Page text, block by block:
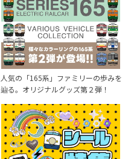
人気の「165系」ファミリーの歩みを
辿る。オリジナルグッズ第２弾！